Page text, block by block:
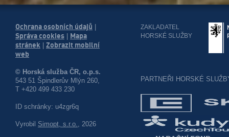
Ochrana osobních údajů
Správa cookies
Mapa
stránek
Zobrazit mobilní
web
© Horská služba ČR, o.p.s.
543 51 Špindlerův Mlýn 260,
T +420 499 433 230
ID schránky: u4zgr6q
Vyrobil Simopt, s.r.o., 2026
ZAKLADATEL
HORSKÉ SLUŽBY
PARTNEŘI HORSKÉ